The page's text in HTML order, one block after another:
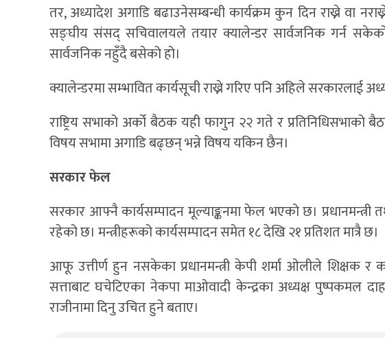
तर, अध्यादेश अगाडि बढाउनेसम्बन्धी कार्यक्रम कुन दिन राख्ने वा
सङ्घीय संसद् सचिवालयले तयार क्यालेन्डर सार्वजनिक गर्न
सार्वजनिक नहुँदै बसेको हो।
क्यालेन्डरमा सम्भावित कार्यसूची राख्ने गरिए पनि अहिले
राष्ट्रिय सभाको अर्को बैठक यही फागुन २२ गते र
विषय सभामा अगाडि बढ्छन् भन्ने विषय यकिन छैन।
सरकार फेल
सरकार आफ्नै कार्यसम्पादन मूल्याङ्कनमा फेल भएको छ। प्रधानमन्त्री
रहेको छ। मन्त्रीहरूको कार्यसम्पादन समेत १८ देखि २१ प्रतिशत मात्रै छ।
आफू उत्तीर्ण हुन नसकेका प्रधानमन्त्री केपी शर्मा ओलीले शिक्षक र
सत्ताबाट घचेटिएका नेकपा माओवादी केन्द्रका अध्यक्ष पुष्पकमल
राजीनामा दिनु उचित हुने बताए।